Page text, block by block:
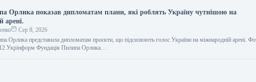
Орлика показав дипломатам плани, які роблять Україну чутнішою на
арені.
Сер 8, 2026
Орлика представила дипломатам проєкти, що підсилюють голос України на міжнародній арені.
Укрінформ Фундація Пилипа Орлика…